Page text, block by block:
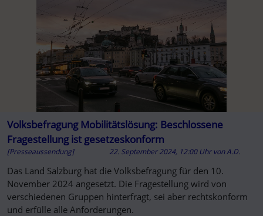
Volksbefragung Mobilitätslösung: Beschlossene
Fragestellung ist gesetzeskonform
[Presseaussendung] 22. September 2024, 12:00 Uhr vonA.D.
Das Land Salzburg hat die Volksbefragung für den 10.
November 2024 angesetzt. Die Fragestellung wird von
verschiedenen Gruppen hinterfragt, sei aber rechtskonform
und erfülle alle Anforderungen.